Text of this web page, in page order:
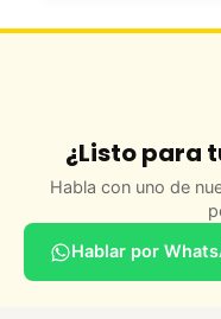
¿Listo para
Habla con uno de
Hablar por